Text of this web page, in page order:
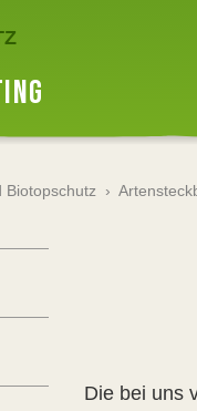
Biotopschutz ›
Die bei uns